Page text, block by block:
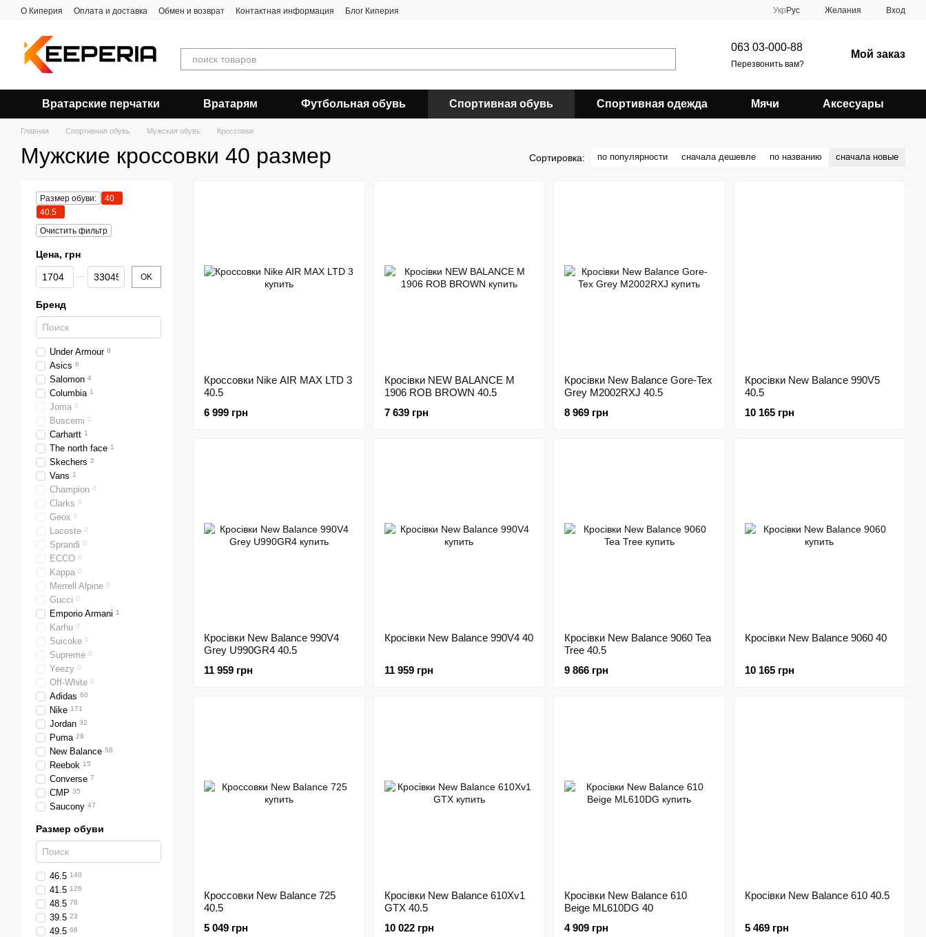
Перейти к основному контенту
О Киперия Оплата и доставка Обмен и возврат Контактная информация Блог Киперия Укр Рус Желания Вход
063 03-000-88
Перезвонить вам?
Мой заказ
Вратарские перчатки Вратарям Футбольная обувь Спортивная обувь Спортивная одежда Мячи Аксесуары
Главная Спортивная обувь Мужская обувь Кроссовки
Мужские кроссовки 40 размер Сортировка: по популярности сначала дешевле по названию сначала новые
Кроссовки Nike AIR MAX LTD 3
40.5
6 999 грн
Кросівки NEW BALANCE M
1906 ROB BROWN 40.5
7 639 грн
Кросівки New Balance Gore-Tex
Grey M2002RXJ 40.5
8 969 грн
Кросівки New Balance 990V5
40.5
10 165 грн
Кросівки New Balance 990V4
Grey U990GR4 40.5
11 959 грн
Кросівки New Balance 990V4 40
11 959 грн
Кросівки New Balance 9060 Tea
Tree 40.5
9 866 грн
Кросівки New Balance 9060 40
10 165 грн
Кроссовки New Balance 725
40.5
5 049 грн
Кросівки New Balance 610Xv1
GTX 40.5
10 022 грн
Кросівки New Balance 610
Beige ML610DG 40
4 909 грн
Кросівки New Balance 610 40.5
5 469 грн
Размер обуви:
40
40.5
Очистить фильтр
Цена, грн
От Цена, грн
До Цена, грн OK
Бренд
Under Armour 8
Asics 6
Salomon 4
Columbia 1
Joma 0
Buscemi 0
Carhartt 1
The north face 1
Skechers 2
Vans 1
Champion 0
Clarks 0
Geox 0
Lacoste 0
Sprandi 0
ECCO 0
Kappa 0
Merrell Alpine 0
Gucci 0
Emporio Armani 1
Karhu 0
Suicoke 0
Supreme 0
Yeezy 0
Off-White 0
Adidas 60
Nike 171
Jordan 32
Puma 28
New Balance 58
Reebok 15
Converse 7
CMP 35
Saucony 47
Размер обуви
46.5 140
41.5 126
48.5 78
39.5 23
49.5 66